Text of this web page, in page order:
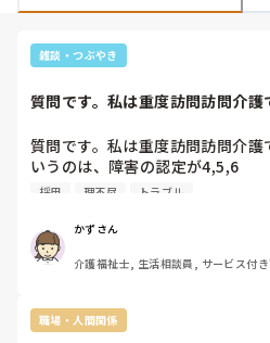
雑談・つぶやき
質問です。私は重度訪問訪問介
質問です。私は重度訪問訪問介
いうのは、障害の認定が4,5,6
の限定で、市町村が認めた人に
症などの頭がクリアな方が多い
おなくなりになりました。ご遺体
した。近くにお姉さま家族もお
くるということなので普通のス
作などもあり、ヘルパー自体は勤
そくの火を気を付けてくださいと
採用 理不尽 トラブル
かずさん
介護福祉士, 生活相談員, サービス付
職場・人間関係